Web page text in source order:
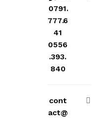
0791.
777.6
41
0556
.393.
840
cont
act@